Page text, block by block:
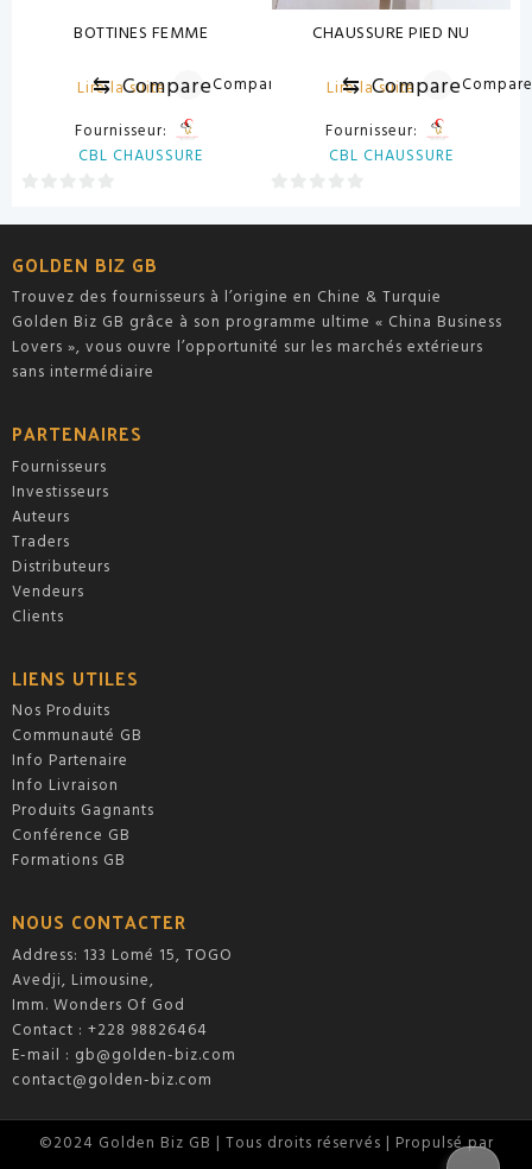
BOTTINES FEMME
Lire la suite
⇆ CompareCompare
Fournisseur:
CBL CHAUSSURE
sur
CHAUSSURE PIED NU
Lire la suite
⇆ Compare
Fournisseur:
CBL CHAUSSURE
sur
GOLDEN BIZ GB
Trouvez des fournisseurs à l’origine en Chine & Turquie
Golden Biz GB grâce à son programme ultime « China Business
Lovers », vous ouvre l’opportunité sur les marchés extérieurs
sans intermédiaire
PARTENAIRES
Fournisseurs
Investisseurs
Auteurs
Traders
Distributeurs
Vendeurs
Clients
LIENS UTILES
Nos Produits
Communauté GB
Info Partenaire
Info Livraison
Produits Gagnants
Conférence GB
Formations GB
NOUS CONTACTER
Address: 133 Lomé 15, TOGO
Avedji, Limousine,
Imm. Wonders Of God
Contact : +228 98826464
E-mail : gb@golden-biz.com
contact@golden-biz.com
©2024 Golden Biz GB | Tous droits réservés | Propulsé par